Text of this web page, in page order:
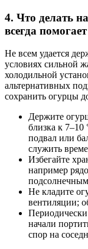
4. Что делать
всегда помогает
Не всем удается
условиях сильной
холодильной
альтернативных
сохранить огурцы
Держите
близка к 7–10
подвал или
служить
Избегайте
например
Не кладите
вентиляции;
Периодически
начали
спор на